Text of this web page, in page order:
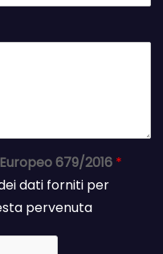
679/2016 *
dati forniti per
pervenuta